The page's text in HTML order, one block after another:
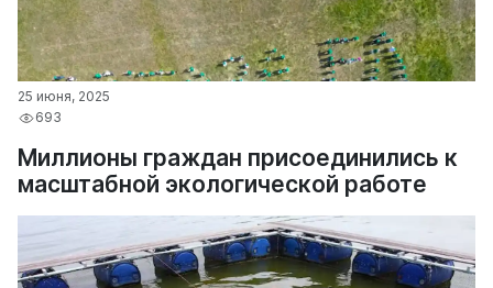
25 июня, 2025
693
Миллионы граждан присоединились к
масштабной экологической работе